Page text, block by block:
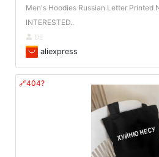
Men's Hoodies Russian Letter Printed
INTERESTED..
DE
aliexpress
🔗404?